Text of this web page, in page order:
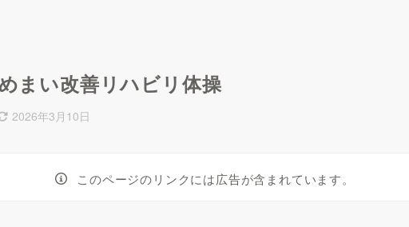
まい改善リハビリ体操
2026年3月10日
このページのリンクには広告が含まれています。